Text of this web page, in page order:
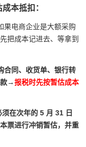
本抵扣：
果电商企业是大额采购
把成本记进去、等拿到
同、收货单、银行转
→报税时先按暂估成本
须在次年的 5 月 31 日
票进行冲销暂估，并重